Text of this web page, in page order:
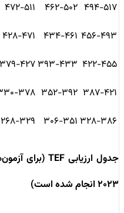
۴۹۴-۵۱۷
۴۶۲-۵۰۲ ۴۷۲-۵۱۱
۴۵۶-۴۹۳ ۴۳۴-۴۶۱ ۴۲۸-۴۷۱
۴۲۲-۴۵۵
۳۹۳-۴۳۳۳۷۹-۴۲۷
۳۸۷-۴۲۱
۳۵۲-۳۹۲ ۳۳۰-۳۷۸
۳۲۸-۳۸۶۳۰۶-۳۵۱ ۲۶۸-۳۲۹
۲۰۲۳ انجام شده است)